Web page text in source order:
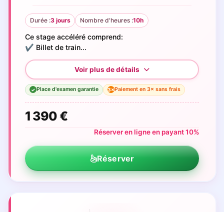
Durée :3 jours Nombre d'heures :10h
Ce stage accéléré comprend:
✔️ Billet de train...
✓ Place d'examen garantie 3×Paiement en 3× sans frais
1 390 €
Réserver en ligne en payant 10%
Réserver